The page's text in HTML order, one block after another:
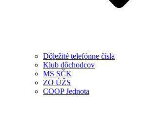
Dôležité telefónne čísla
Klub dôchodcov
MS SČK
ZO ÚŽS
COOP Jednota